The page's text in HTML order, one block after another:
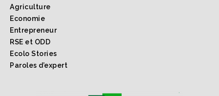
Agriculture
Economie
Entrepreneur
RSE et ODD
Ecolo Stories
Paroles d’expert